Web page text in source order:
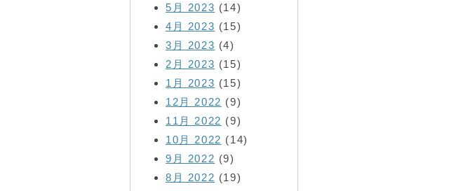
5月 2023 (14)
4月 2023 (15)
3月 2023 (4)
2月 2023 (15)
1月 2023 (15)
12月 2022 (9)
11月 2022 (9)
10月 2022 (14)
9月 2022 (9)
8月 2022 (19)